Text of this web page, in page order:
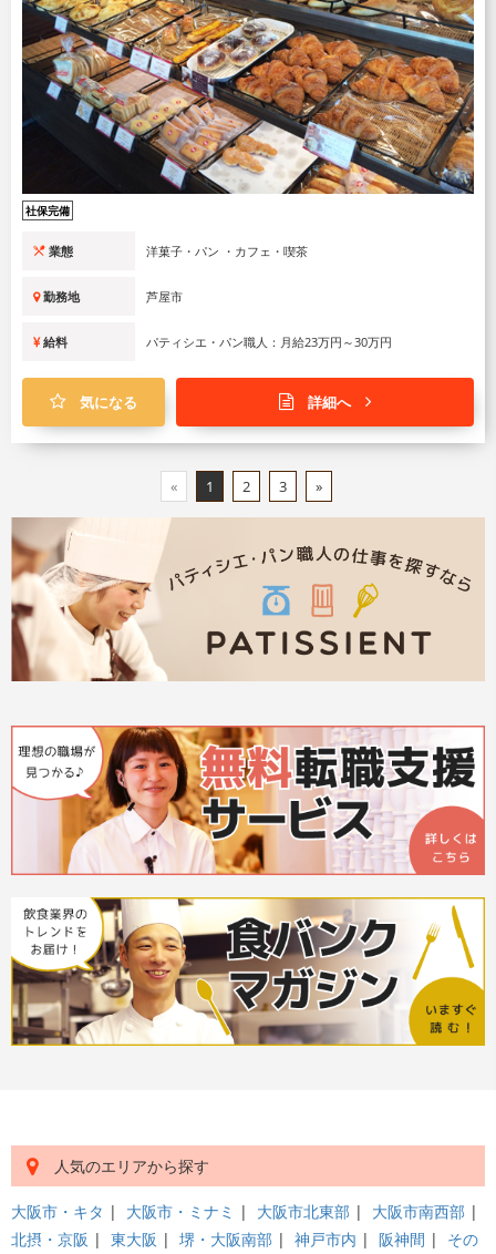
社保完備
業態 洋菓子・パン ・カフェ・喫茶
勤務地 芦屋市
給料 パティシエ・パン職人：月給23万円～30万円
気になる 詳細へ
« 1 2 3 »
人気のエリアから探す
大阪市・キタ | 大阪市・ミナミ | 大阪市北東部 | 大阪市南西部 |
北摂・京阪 | 東大阪 | 堺・大阪南部 | 神戸市内 | 阪神間 | その